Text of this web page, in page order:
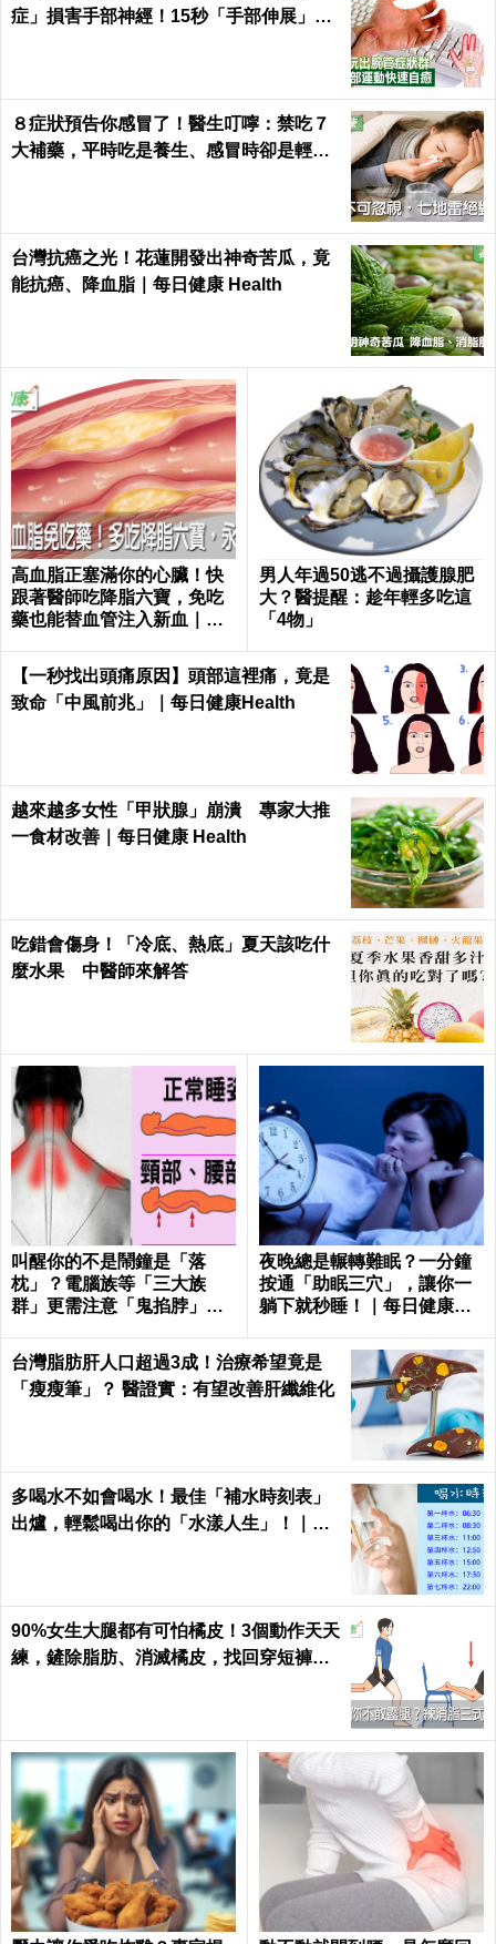
症」損害手部神經！15秒「手部伸展」這
８症狀預告你感冒了！醫生叮嚀：禁吃７
大補藥，平時吃是養生、感冒時卻是輕生
台灣抗癌之光！花蓮開發出神奇苦瓜，竟
能抗癌、降血脂｜每日健康 Health
高血脂正塞滿你的心臟！快
跟著醫師吃降脂六寶，免吃
藥也能替血管注入新血｜每
男人年過50逃不過攝護腺肥
大？醫提醒：趁年輕多吃這
「4物」
【一秒找出頭痛原因】頭部這裡痛，竟是
致命「中風前兆」｜每日健康Health
越來越多女性「甲狀腺」崩潰 專家大推
一食材改善｜每日健康 Health
吃錯會傷身！「冷底、熱底」夏天該吃什
麼水果 中醫師來解答
叫醒你的不是鬧鐘是「落
枕」？電腦族等「三大族
群」更需注意「鬼掐脖」！
夜晚總是輾轉難眠？一分鐘
按通「助眠三穴」，讓你一
躺下就秒睡！｜每日健康He
台灣脂肪肝人口超過3成！治療希望竟是
「瘦瘦筆」？ 醫證實：有望改善肝纖維化
多喝水不如會喝水！最佳「補水時刻表」
出爐，輕鬆喝出你的「水漾人生」！｜每
90%女生大腿都有可怕橘皮！3個動作天天
練，鏟除脂肪、消滅橘皮，找回穿短褲的